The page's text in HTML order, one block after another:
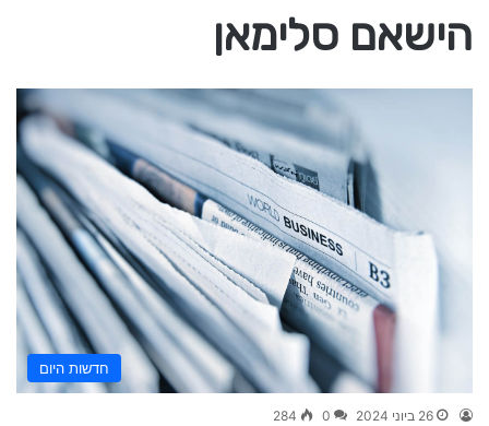
הישאם סלימאן
חדשות היום
26 ביוני 2024 0
284